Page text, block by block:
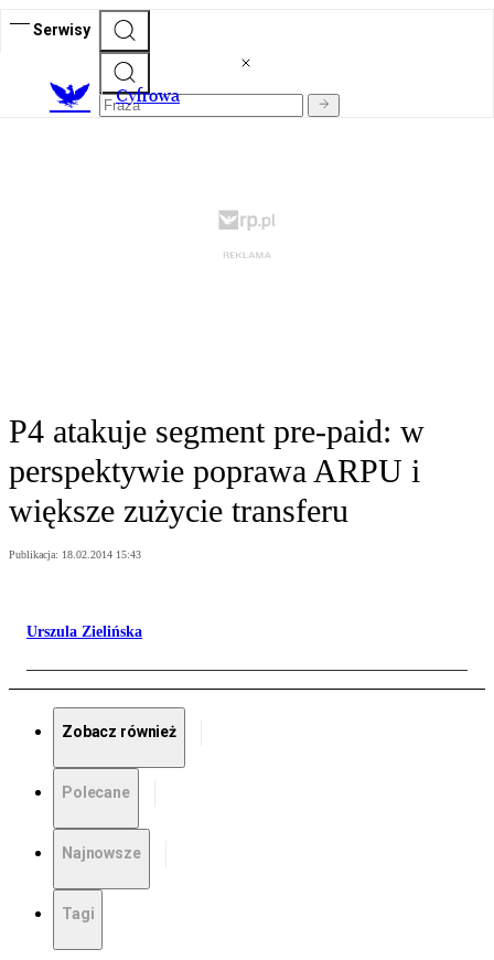
Serwisy
Cyfrowa
P4 atakuje segment pre-paid: w
perspektywie poprawa ARPU i
większe zużycie transferu
Publikacja: 18.02.2014 15:43
Urszula Zielińska
Zobacz również
Polecane
Najnowsze
Tagi